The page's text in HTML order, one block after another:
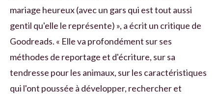
mariage heureux (avec un gars qui est tout aussi
gentil qu'elle le représente) », a écrit un critique de
Goodreads. « Elle va profondément sur ses
méthodes de reportage et d'écriture, sur sa
tendresse pour les animaux, sur les caractéristiques
qui l'ont poussée à développer, rechercher et